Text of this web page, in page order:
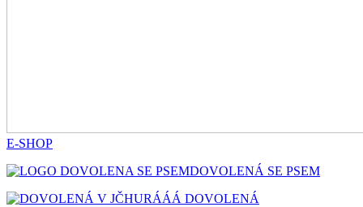
E-SHOP
DOVOLENÁ SE PSEM
HURÁÁÁ DOVOLENÁ